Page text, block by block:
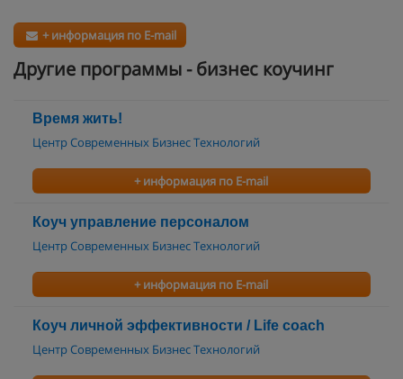
+ информация по E-mail
Другие программы - бизнес коучинг
Время жить!
Центр Современных Бизнес Технологий
+ информация по E-mail
Коуч управление персоналом
Центр Современных Бизнес Технологий
+ информация по E-mail
Коуч личной эффективности / Life coach
Центр Современных Бизнес Технологий